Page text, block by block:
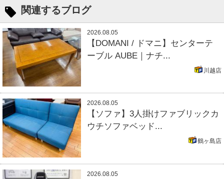
関連するブログ
2026.08.05
【DOMANI / ドマニ】センターテ
ーブル AUBE｜ナチ...
川越店
2026.08.05
【ソファ】3人掛けファブリックカ
ウチソファベッド...
鶴ヶ島店
2026.08.05